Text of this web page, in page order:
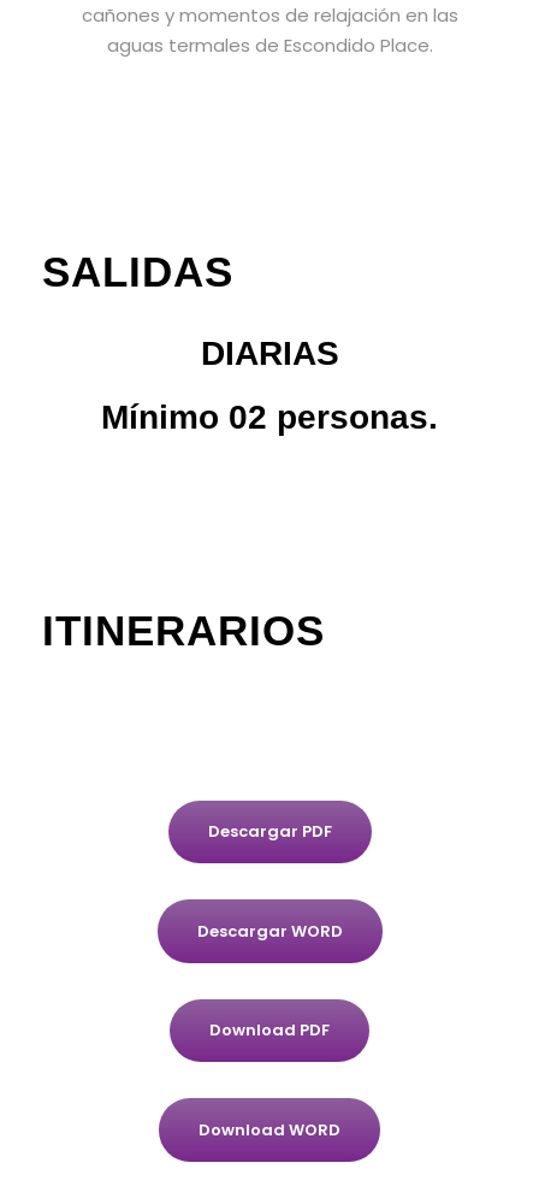
cañones y momentos de relajación en las
aguas termales de Escondido Place.
SALIDAS
DIARIAS
Mínimo 02 personas.
ITINERARIOS
Descargar PDF
Descargar WORD
Download PDF
Download WORD